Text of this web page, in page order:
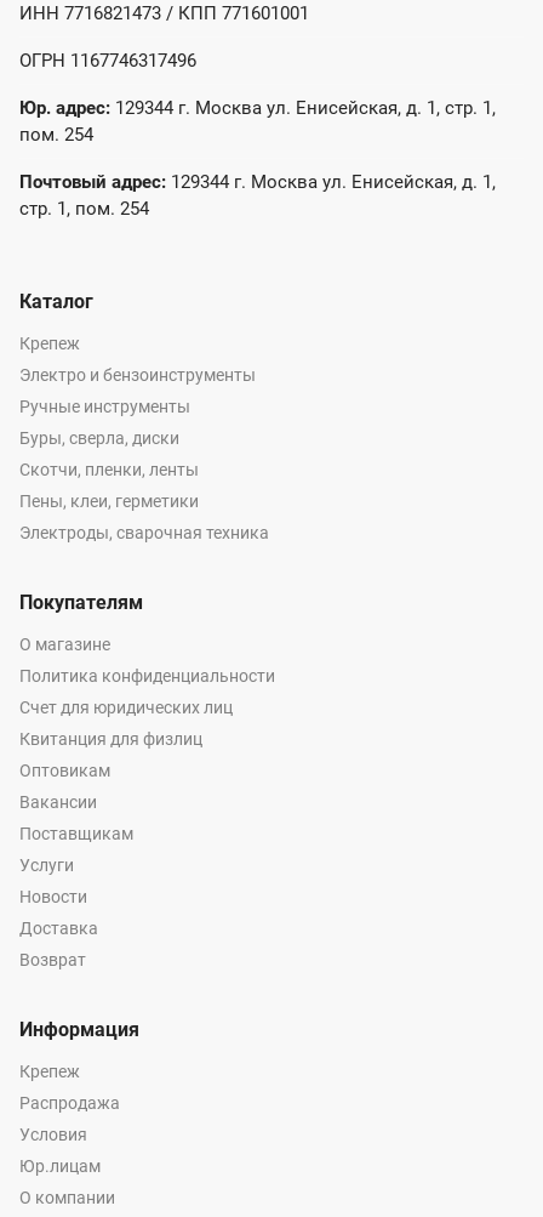
ИНН 7716821473 / КПП 771601001
ОГРН 1167746317496
Юр. адрес: 129344 г. Москва ул. Енисейская, д. 1, стр. 1,
пом. 254
Почтовый адрес: 129344 г. Москва ул. Енисейская, д. 1,
стр. 1, пом. 254
Каталог
Крепеж
Электро и бензоинструменты
Ручные инструменты
Буры, сверла, диски
Скотчи, пленки, ленты
Пены, клеи, герметики
Электроды, сварочная техника
Покупателям
О магазине
Политика конфиденциальности
Счет для юридических лиц
Квитанция для физлиц
Оптовикам
Вакансии
Поставщикам
Услуги
Новости
Доставка
Возврат
Информация
Крепеж
Распродажа
Условия
Юр.лицам
О компании